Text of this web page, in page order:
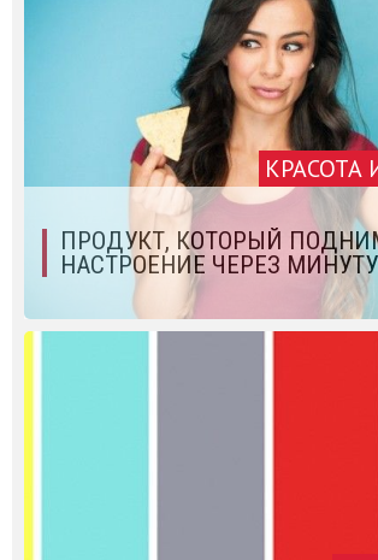
КРАСОТА
ПРОДУКТ, КОТОРЫЙ
НАСТРОЕНИЕ ЧЕРЕЗ МИНУТУ